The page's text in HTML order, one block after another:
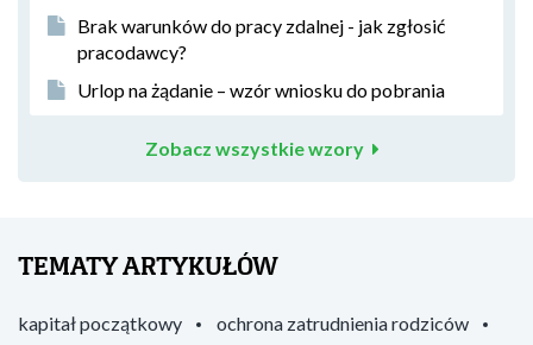
Brak warunków do pracy zdalnej - jak zgłosić
pracodawcy?
Urlop na żądanie – wzór wniosku do pobrania
Zobacz wszystkie wzory
TEMATY ARTYKUŁÓW
kapitał początkowy
ochrona zatrudnienia rodziców